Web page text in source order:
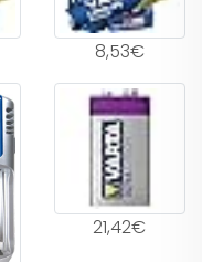
8,53€
21,42€